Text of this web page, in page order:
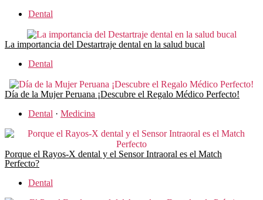
Dental
La importancia del Destartraje dental en la salud bucal
Dental
Día de la Mujer Peruana ¡Descubre el Regalo Médico Perfecto!
Dental · Medicina
Porque el Rayos-X dental y el Sensor Intraoral es el Match
Perfecto?
Dental